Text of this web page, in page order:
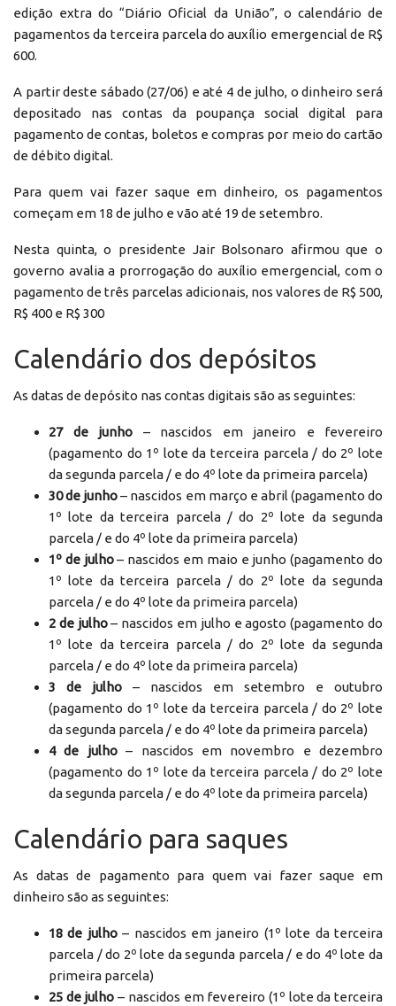
edição extra do “Diário Oficial da União”, o calendário de
pagamentos da terceira parcela do auxílio emergencial de R$
600.
A partir deste sábado (27/06) e até 4 de julho, o dinheiro será
depositado nas contas da poupança social digital para
pagamento de contas, boletos e compras por meio do cartão
de débito digital.
Para quem vai fazer saque em dinheiro, os pagamentos
começam em 18 de julho e vão até 19 de setembro.
Nesta quinta, o presidente Jair Bolsonaro afirmou que o
governo avalia a prorrogação do auxílio emergencial, com o
pagamento de três parcelas adicionais, nos valores de R$ 500,
R$ 400 e R$ 300
Calendário dos depósitos
As datas de depósito nas contas digitais são as seguintes:
27 de junho – nascidos em janeiro e fevereiro
(pagamento do 1º lote da terceira parcela / do 2º lote
da segunda parcela / e do 4º lote da primeira parcela)
30 de junho– nascidos em março e abril (pagamento do
1º lote da terceira parcela / do 2º lote da segunda
parcela / e do 4º lote da primeira parcela)
1º de julho– nascidos em maio e junho (pagamento do
1º lote da terceira parcela / do 2º lote da segunda
parcela / e do 4º lote da primeira parcela)
2 de julho– nascidos em julho e agosto (pagamento do
1º lote da terceira parcela / do 2º lote da segunda
parcela / e do 4º lote da primeira parcela)
3 de julho – nascidos em setembro e outubro
(pagamento do 1º lote da terceira parcela / do 2º lote
da segunda parcela / e do 4º lote da primeira parcela)
4 de julho– nascidos em novembro e dezembro
(pagamento do 1º lote da terceira parcela / do 2º lote
da segunda parcela / e do 4º lote da primeira parcela)
Calendário para saques
As datas de pagamento para quem vai fazer saque em
dinheiro são as seguintes:
18 de julho– nascidos em janeiro (1º lote da terceira
parcela / do 2º lote da segunda parcela / e do 4º lote da
primeira parcela)
25 de julho – nascidos em fevereiro (1º lote da terceira